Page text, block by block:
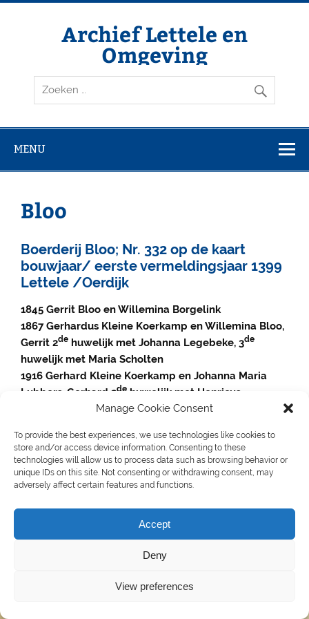
Manage Cookie Consent
To provide the best experiences, we use technologies like cookies to
store and/or access device information. Consenting to these
technologies will allow us to process data such as browsing behavior or
unique IDs on this site. Not consenting or withdrawing consent, may
adversely affect certain features and functions.
Accept
Deny
View preferences
Doorgaan
Archief Lettele en
Omgeving
Archief Lettele
MENU
Bloo
Boerderij Bloo; Nr. 332 op de kaart
bouwjaar/ eerste vermeldingsjaar 1399
Lettele /Oerdijk
1845 Gerrit Bloo en Willemina Borgelink
1867 Gerhardus Kleine Koerkamp en Willemina Bloo,
Gerrit 2de huwelijk met Johanna Legebeke, 3de
huwelijk met Maria Scholten
1916 Gerhard Kleine Koerkamp en Johanna Maria
Lubbers,Gerhard 2de huwelijk met Henricus
Maria Jansen
WordPress thema: Smartline door ThemeZee.